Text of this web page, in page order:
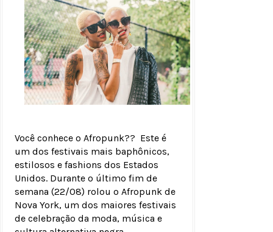
Você conhece o Afropunk?? Este é
um dos festivais mais baphônicos,
estilosos e fashions dos Estados
Unidos. Durante o último fim de
semana (22/08) rolou o Afropunk de
Nova York, um dos maiores festivais
de celebração da moda, música e